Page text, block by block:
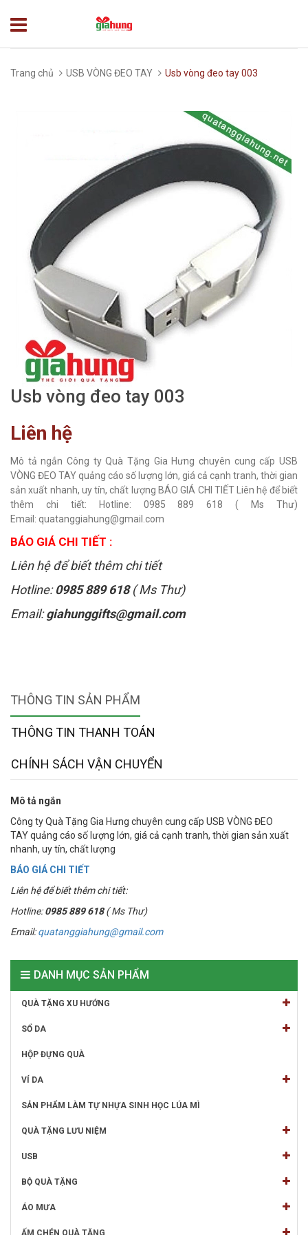
Trang chủ USB VÒNG ĐEO TAY Usb vòng đeo tay 003
Usb vòng đeo tay 003
Liên hệ
Mô tả ngắn Công ty Quà Tặng Gia Hưng chuyên cung cấp USB
VÒNG ĐEO TAY quảng cáo số lượng lớn, giá cả cạnh tranh, thời gian
sản xuất nhanh, uy tín, chất lượng BÁO GIÁ CHI TIẾT Liên hệ để biết
thêm chi tiết: Hotline: 0985 889 618 ( Ms Thư)
Email: quatanggiahung@gmail.com
BÁO GIÁ CHI TIẾT :
Liên hệ để biết thêm chi tiết
Hotline:0985 889 618( Ms Thư)
Email:giahunggifts@gmail.com
THÔNG TIN SẢN PHẨM
THÔNG TIN THANH TOÁN
CHÍNH SÁCH VẬN CHUYỂN
Mô tả ngắn
Công ty Quà Tặng Gia Hưng chuyên cung cấp USB VÒNG ĐEO
TAY quảng cáo số lượng lớn, giá cả cạnh tranh, thời gian sản xuất
nhanh, uy tín, chất lượng
BÁO GIÁ CHI TIẾT
Liên hệ để biết thêm chi tiết:
Hotline: 0985 889 618 ( Ms Thư)
Email: quatanggiahung@gmail.com
DANH MỤC SẢN PHẨM
QUÀ TẶNG XU HƯỚNG
SỔ DA
HỘP ĐỰNG QUÀ
VÍ DA
SẢN PHẨM LÀM TỰ NHỰA SINH HỌC LÚA MÌ
QUÀ TẶNG LƯU NIỆM
USB
BỘ QUÀ TẶNG
ÁO MƯA
ẤM CHÉN QUÀ TẶNG